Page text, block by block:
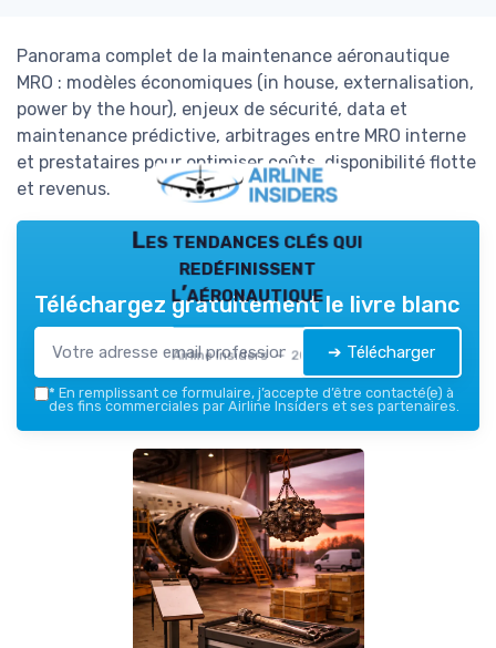
Panorama complet de la maintenance aéronautique
MRO : modèles économiques (in house, externalisation,
power by the hour), enjeux de sécurité, data et
maintenance prédictive, arbitrages entre MRO interne
et prestataires pour optimiser coûts, disponibilité flotte
et revenus.
Les tendances clés qui
redéfinissent
l’aéronautique
Airline Insiders — 2026
Téléchargez gratuitement le livre blanc
➔ Télécharger
* En remplissant ce formulaire, j’accepte d’être contacté(e) à
des fins commerciales par Airline Insiders et ses partenaires.